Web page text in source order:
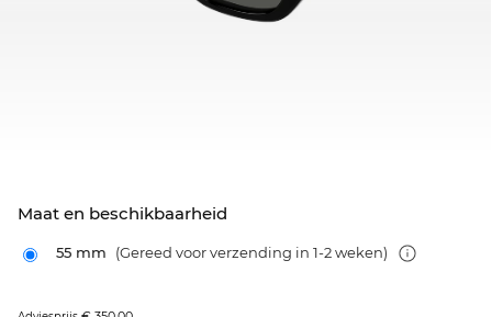
Maat en beschikbaarheid
55 mm (Gereed voor verzending in 1-2 weken)